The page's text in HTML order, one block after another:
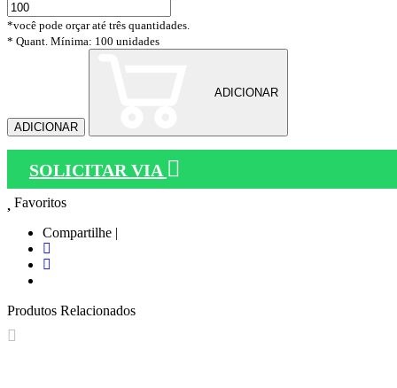
*você pode orçar até três quantidades.
* Quant. Mínima: 100 unidades
ADICIONAR
ADICIONAR
SOLICITAR VIA
Favoritos
Compartilhe |
Produtos Relacionados